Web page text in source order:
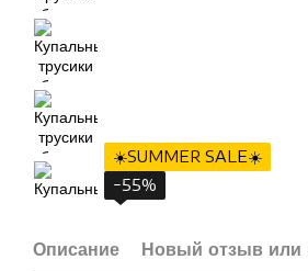
☀️SUMMER SALE☀️
−55%
Описание Новый отзыв или